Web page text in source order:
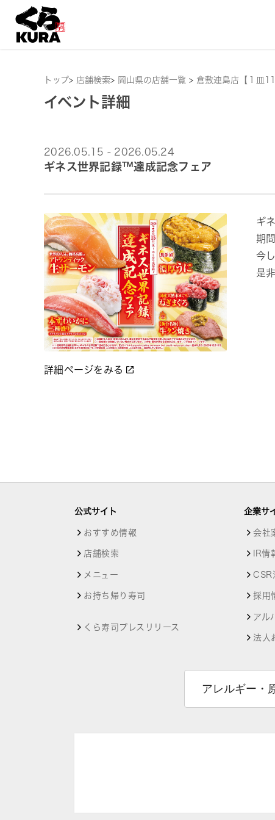
トップ> 店舗検索> 岡山県の店舗一覧 > 倉敷連島店【１皿
イベント詳細
2026.05.15 - 2026.05.24
ギネス世界記録™達成記念フェア
詳細ページをみる
ギ
期
今
是
公式サイト
おすすめ情報
店舗検索
メニュー
お持ち帰り寿司
くら寿司プレスリリース
企業サ
会社
IR情
CSR
採用
アル
法人
アレルギー・